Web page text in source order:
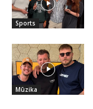
Sports
Mūzika